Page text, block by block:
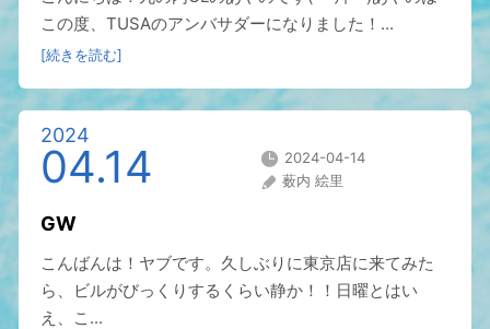
この度、TUSAのアンバサダーになりました！...
[続きを読む]
2024
04.14
2024-04-14
薮内 絵里
GW
こんばんは！ヤブです。久しぶりに東京店に来てみた
ら、ビルがびっくりするくらい静か！！日曜とはい
え、こ...